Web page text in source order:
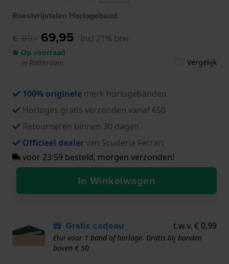
Roestvrijstalen Horlogeband
€ 89,- 69,95 Incl 21% btw
● Op voorraad
in Rotterdam
Vergelijk
100% originele merk horlogebanden
Horloges gratis verzonden vanaf €50
Retourneren binnen 30 dagen
Officieel dealervan Scuderia Ferrari
voor 23:59 besteld, morgen verzonden!
In Winkelwagen
Gratis cadeau t.w.v. € 0,99
Etui voor 1 band of horloge. Gratis bij banden
boven € 50